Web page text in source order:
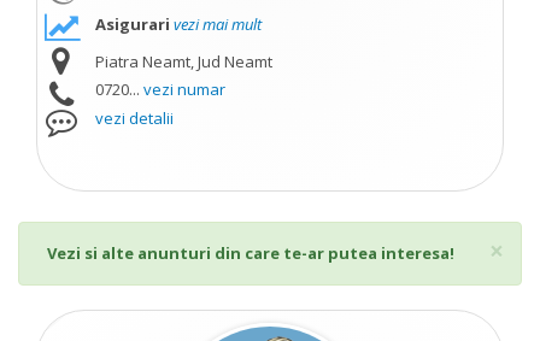
Asigurari vezi mai mult
Piatra Neamt, Jud Neamt
0720... vezi numar
vezi detalii
×
Vezi si alte anunturi din care te-ar putea interesa!